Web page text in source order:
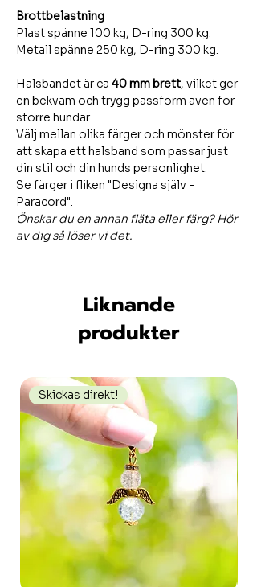
Brottbelastning
Plast spänne 100 kg, D-ring 300 kg.
Metall spänne 250 kg, D-ring 300 kg.
Halsbandet är ca 40 mm brett, vilket ger
en bekväm och trygg passform även för
större hundar.
Välj mellan olika färger och mönster för
att skapa ett halsband som passar just
din stil och din hunds personlighet.
Se färger i fliken "Designa själv -
Paracord".
Önskar du en annan fläta eller färg? Hör
av dig så löser vi det.
Liknande
produkter
Skickas direkt!